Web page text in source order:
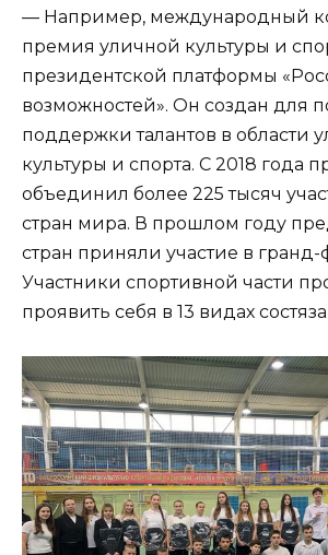
— Например, международный
премия уличной культуры и
президентской платформы
возможностей». Он создан для
поддержки талантов в области
культуры и спорта. С 2018 года
объединил более 225 тысяч
стран мира. В прошлом году
стран приняли участие в гранд-
Участники спортивной части
проявить себя в 13 видах